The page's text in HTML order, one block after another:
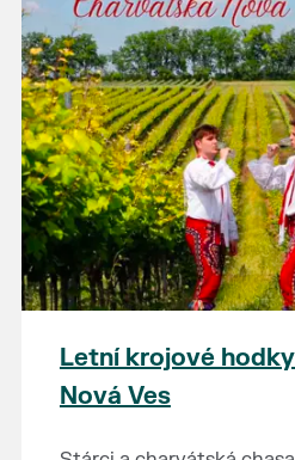
Letní krojové
Nová Ves